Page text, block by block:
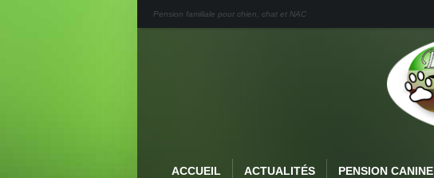
Pension familiale pour chien, chat et NAC
ACCUEIL ACTUALITÉS PENSION CANINE